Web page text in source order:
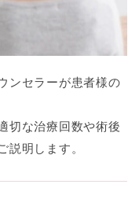
ンセラーが患者様の
切な治療回数や術後
説明します。